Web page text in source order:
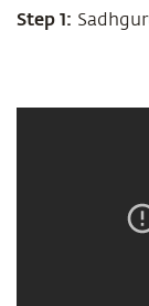
Step 1: